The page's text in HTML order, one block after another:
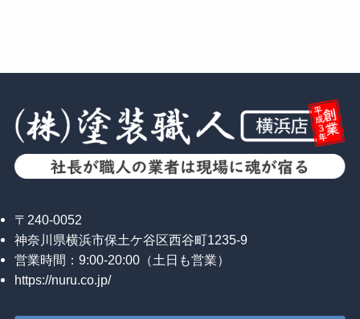
〒240-0052
神奈川県横浜市保土ケ谷区西谷町1235-9
営業時間：9:00-20:00（土日も営業）
https://nuru.co.jp/